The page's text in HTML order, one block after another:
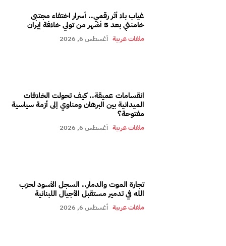
غياب بلا أثر رقمي.. أسرار اختفاء مجتبى
خامنئي بعد 5 أشهر من تولي خلافة إيران
ملفات عربية أغسطس 6, 2026
انقسامات عميقة.. كيف تحولت الخلافات
الميدانية بين البرهان ومناوي إلى أزمة سياسية
مفتوحة؟
ملفات عربية أغسطس 6, 2026
تجارة الموت والدمار.. السجل الأسود لحزب
الله في تدمير مستقبل الأجيال اللبنانية
ملفات عربية أغسطس 6, 2026